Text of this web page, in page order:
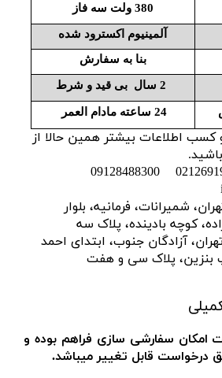
380 ولت سه فاز
آلمینیوم اکسترود شده
بنا به سفارش
24 ساعته مادام العمر
اطلاعات بیشتر همین حالا از
شمیرانات، فرمانیه، بلوار
کوچه بادینده، پلاک سه
آزادگان جنوب، ابتدای احمد
بنزین، پلاک سی و هفت
امکان سفارشی سازی فراهم بوده و
درخواست قابل تغییر میباشد.